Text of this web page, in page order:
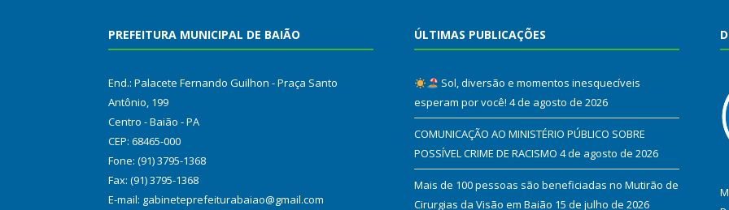
PREFEITURA MUNICIPAL DE BAIÃO
End.: Palacete Fernando Guilhon - Praça Santo
Antônio, 199
Centro - Baião - PA
CEP: 68465-000
Fone: (91) 3795-1368
Fax: (91) 3795-1368
E-mail: gabineteprefeiturabaiao@gmail.com
ÚLTIMAS PUBLICAÇÕES
Sol, diversão e momentos inesquecíveis
esperam por você! 4 de agosto de 2026
COMUNICAÇÃO AO MINISTÉRIO PÚBLICO SOBRE
POSSÍVEL CRIME DE RACISMO 4 de agosto de 2026
Mais de 100 pessoas são beneficiadas no Mutirão de
Cirurgias da Visão em Baião 15 de julho de 2026